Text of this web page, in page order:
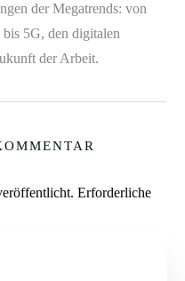
der Megatrends: von
5G, den digitalen
der Arbeit.
Erforderliche